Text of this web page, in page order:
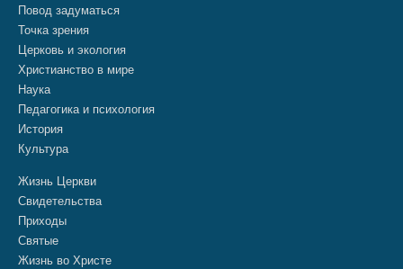
Повод задуматься
Точка зрения
Церковь и экология
Христианство в мире
Наука
Педагогика и психология
История
Культура
Жизнь Церкви
Свидетельства
Приходы
Святые
Жизнь во Христе